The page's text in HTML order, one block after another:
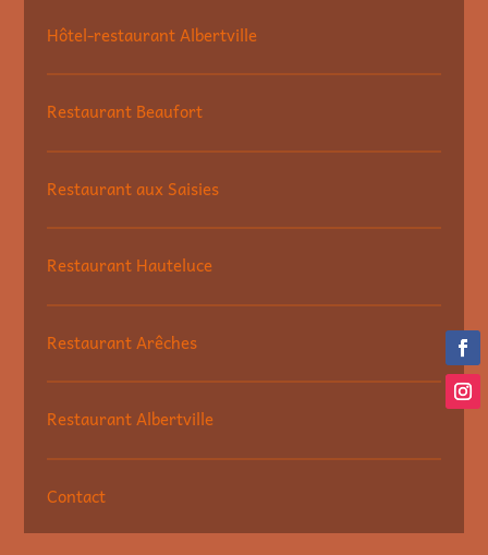
Hôtel-restaurant Albertville
Restaurant Beaufort
Restaurant aux Saisies
Restaurant Hauteluce
Restaurant Arêches
Restaurant Albertville
Contact